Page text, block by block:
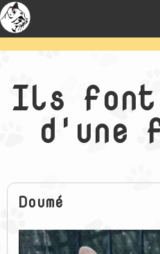
Ils
d'une
Doumé